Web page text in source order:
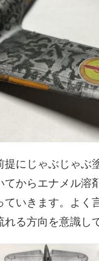
にじゃぶじゃぶ
てからエナメル溶
ていきます。よく
る方向を意識し